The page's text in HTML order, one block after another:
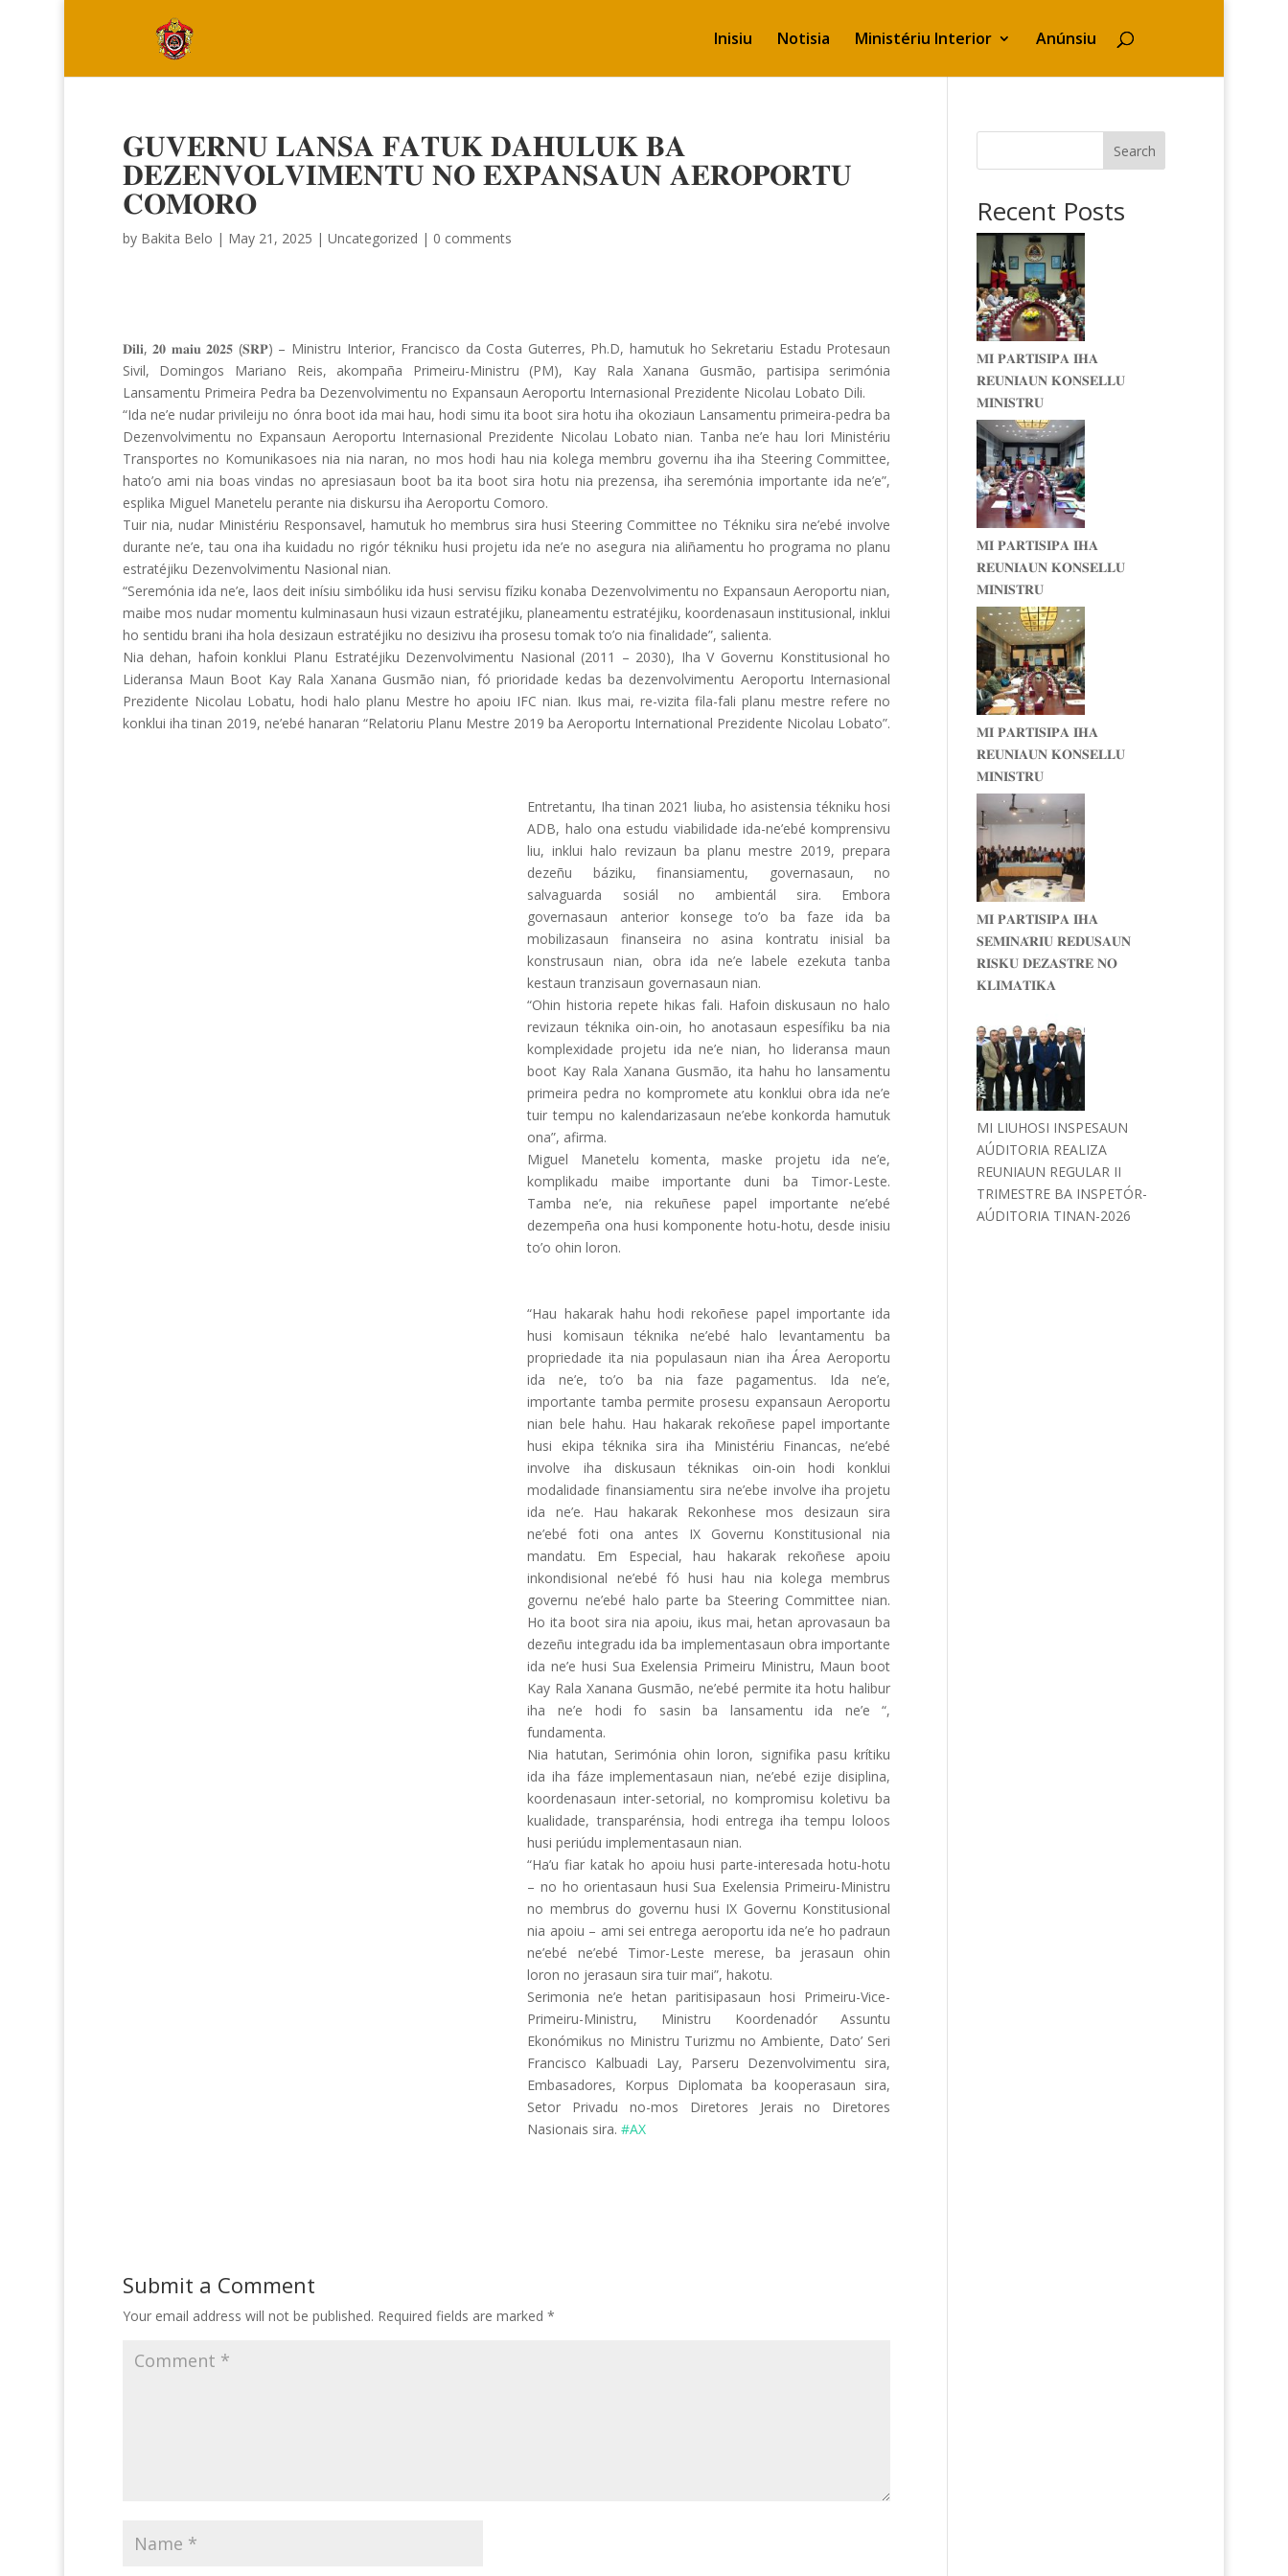
Inisiu Notisia Ministériu Interior Anúnsiu
𝐆𝐔𝐕𝐄𝐑𝐍𝐔 𝐋𝐀𝐍𝐒𝐀 𝐅𝐀𝐓𝐔𝐊 𝐃𝐀𝐇𝐔𝐋𝐔𝐊 𝐁𝐀
𝐃𝐄𝐙𝐄𝐍𝐕𝐎𝐋𝐕𝐈𝐌𝐄𝐍𝐓𝐔 𝐍𝐎 𝐄𝐗𝐏𝐀𝐍𝐒𝐀𝐔𝐍 𝐀𝐄𝐑𝐎𝐏𝐎𝐑𝐓𝐔
𝐂𝐎𝐌𝐎𝐑𝐎
by Bakita Belo | May 21, 2025 | Uncategorized | 0 comments
𝐃𝐢𝐥𝐢, 𝟐𝟎 𝐦𝐚𝐢𝐮 𝟐𝟎𝟐𝟓 (𝐒𝐑𝐏) – Ministru Interior, Francisco da Costa Guterres, Ph.D, hamutuk ho Sekretariu Estadu Protesaun
Sivil, Domingos Mariano Reis, akompaña Primeiru-Ministru (PM), Kay Rala Xanana Gusmão, partisipa serimónia
Lansamentu Primeira Pedra ba Dezenvolvimentu no Expansaun Aeroportu Internasional Prezidente Nicolau Lobato Dili.
“Ida ne’e nudar privileiju no ónra boot ida mai hau, hodi simu ita boot sira hotu iha okoziaun Lansamentu primeira-pedra ba
Dezenvolvimentu no Expansaun Aeroportu Internasional Prezidente Nicolau Lobato nian. Tanba ne’e hau lori Ministériu
Transportes no Komunikasoes nia nia naran, no mos hodi hau nia kolega membru governu iha iha Steering Committee,
hato’o ami nia boas vindas no apresiasaun boot ba ita boot sira hotu nia prezensa, iha seremónia importante ida ne’e”,
esplika Miguel Manetelu perante nia diskursu iha Aeroportu Comoro.
Tuir nia, nudar Ministériu Responsavel, hamutuk ho membrus sira husi Steering Committee no Tékniku sira ne’ebé involve
durante ne’e, tau ona iha kuidadu no rigór tékniku husi projetu ida ne’e no asegura nia aliñamentu ho programa no planu
estratéjiku Dezenvolvimentu Nasional nian.
“Seremónia ida ne’e, laos deit inísiu simbóliku ida husi servisu fíziku konaba Dezenvolvimentu no Expansaun Aeroportu nian,
maibe mos nudar momentu kulminasaun husi vizaun estratéjiku, planeamentu estratéjiku, koordenasaun institusional, inklui
ho sentidu brani iha hola desizaun estratéjiku no desizivu iha prosesu tomak to’o nia finalidade”, salienta.
Nia dehan, hafoin konklui Planu Estratéjiku Dezenvolvimentu Nasional (2011 – 2030), Iha V Governu Konstitusional ho
Lideransa Maun Boot Kay Rala Xanana Gusmão nian, fó prioridade kedas ba dezenvolvimentu Aeroportu Internasional
Prezidente Nicolau Lobatu, hodi halo planu Mestre ho apoiu IFC nian. Ikus mai, re-vizita fila-fali planu mestre refere no
konklui iha tinan 2019, ne’ebé hanaran “Relatoriu Planu Mestre 2019 ba Aeroportu International Prezidente Nicolau Lobato”.
Entretantu, Iha tinan 2021 liuba, ho asistensia tékniku hosi
ADB, halo ona estudu viabilidade ida-ne’ebé komprensivu
liu, inklui halo revizaun ba planu mestre 2019, prepara
dezeñu báziku, finansiamentu, governasaun, no
salvaguarda sosiál no ambientál sira. Embora
governasaun anterior konsege to’o ba faze ida ba
mobilizasaun finanseira no asina kontratu inisial ba
konstrusaun nian, obra ida ne’e labele ezekuta tanba
kestaun tranzisaun governasaun nian.
“Ohin historia repete hikas fali. Hafoin diskusaun no halo
revizaun téknika oin-oin, ho anotasaun espesífiku ba nia
komplexidade projetu ida ne’e nian, ho lideransa maun
boot Kay Rala Xanana Gusmão, ita hahu ho lansamentu
primeira pedra no kompromete atu konklui obra ida ne’e
tuir tempu no kalendarizasaun ne’ebe konkorda hamutuk
ona”, afirma.
Miguel Manetelu komenta, maske projetu ida ne’e,
komplikadu maibe importante duni ba Timor-Leste.
Tamba ne’e, nia rekuñese papel importante ne’ebé
dezempeña ona husi komponente hotu-hotu, desde inisiu
to’o ohin loron.
“Hau hakarak hahu hodi rekoñese papel importante ida
husi komisaun téknika ne’ebé halo levantamentu ba
propriedade ita nia populasaun nian iha Área Aeroportu
ida ne’e, to’o ba nia faze pagamentus. Ida ne’e,
importante tamba permite prosesu expansaun Aeroportu
nian bele hahu. Hau hakarak rekoñese papel importante
husi ekipa téknika sira iha Ministériu Financas, ne’ebé
involve iha diskusaun téknikas oin-oin hodi konklui
modalidade finansiamentu sira ne’ebe involve iha projetu
ida ne’e. Hau hakarak Rekonhese mos desizaun sira
ne’ebé foti ona antes IX Governu Konstitusional nia
mandatu. Em Especial, hau hakarak rekoñese apoiu
inkondisional ne’ebé fó husi hau nia kolega membrus
governu ne’ebé halo parte ba Steering Committee nian.
Ho ita boot sira nia apoiu, ikus mai, hetan aprovasaun ba
dezeñu integradu ida ba implementasaun obra importante
ida ne’e husi Sua Exelensia Primeiru Ministru, Maun boot
Kay Rala Xanana Gusmão, ne’ebé permite ita hotu halibur
iha ne’e hodi fo sasin ba lansamentu ida ne’e “,
fundamenta.
Nia hatutan, Serimónia ohin loron, signifika pasu krítiku
ida iha fáze implementasaun nian, ne’ebé ezije disiplina,
koordenasaun inter-setorial, no kompromisu koletivu ba
kualidade, transparénsia, hodi entrega iha tempu loloos
husi periúdu implementasaun nian.
“Ha’u fiar katak ho apoiu husi parte-interesada hotu-hotu
– no ho orientasaun husi Sua Exelensia Primeiru-Ministru
no membrus do governu husi IX Governu Konstitusional
nia apoiu – ami sei entrega aeroportu ida ne’e ho padraun
ne’ebé ne’ebé Timor-Leste merese, ba jerasaun ohin
loron no jerasaun sira tuir mai”, hakotu.
Serimonia ne’e hetan paritisipasaun hosi Primeiru-Vice-
Primeiru-Ministru, Ministru Koordenadór Assuntu
Ekonómikus no Ministru Turizmu no Ambiente, Dato’ Seri
Francisco Kalbuadi Lay, Parseru Dezenvolvimentu sira,
Embasadores, Korpus Diplomata ba kooperasaun sira,
Setor Privadu no-mos Diretores Jerais no Diretores
Nasionais sira.#AX
Submit a Comment
Your email address will not be published. Required fields are marked *
Search
Recent Posts
𝐌𝐈 𝐏𝐀𝐑𝐓𝐈𝐒𝐈𝐏𝐀 𝐈𝐇𝐀
𝐑𝐄𝐔𝐍𝐈𝐀𝐔𝐍 𝐊𝐎𝐍𝐒𝐄𝐋𝐋𝐔
𝐌𝐈𝐍𝐈𝐒𝐓𝐑𝐔
𝐌𝐈 𝐏𝐀𝐑𝐓𝐈𝐒𝐈𝐏𝐀 𝐈𝐇𝐀
𝐑𝐄𝐔𝐍𝐈𝐀𝐔𝐍 𝐊𝐎𝐍𝐒𝐄𝐋𝐋𝐔
𝐌𝐈𝐍𝐈𝐒𝐓𝐑𝐔
𝐌𝐈 𝐏𝐀𝐑𝐓𝐈𝐒𝐈𝐏𝐀 𝐈𝐇𝐀
𝐑𝐄𝐔𝐍𝐈𝐀𝐔𝐍 𝐊𝐎𝐍𝐒𝐄𝐋𝐋𝐔
𝐌𝐈𝐍𝐈𝐒𝐓𝐑𝐔
𝐌𝐈 𝐏𝐀𝐑𝐓𝐈𝐒𝐈𝐏𝐀 𝐈𝐇𝐀
𝐒𝐄𝐌𝐈𝐍𝐀́𝐑𝐈𝐔 𝐑𝐄𝐃𝐔𝐒𝐀𝐔𝐍
𝐑𝐈𝐒𝐊𝐔 𝐃𝐄𝐙𝐀𝐒𝐓𝐑𝐄 𝐍𝐎
𝐊𝐋𝐈𝐌𝐀𝐓𝐈𝐊𝐀
MI LIUHOSI INSPESAUN
AÚDITORIA REALIZA
REUNIAUN REGULAR II
TRIMESTRE BA INSPETÓR-
AÚDITORIA TINAN-2026